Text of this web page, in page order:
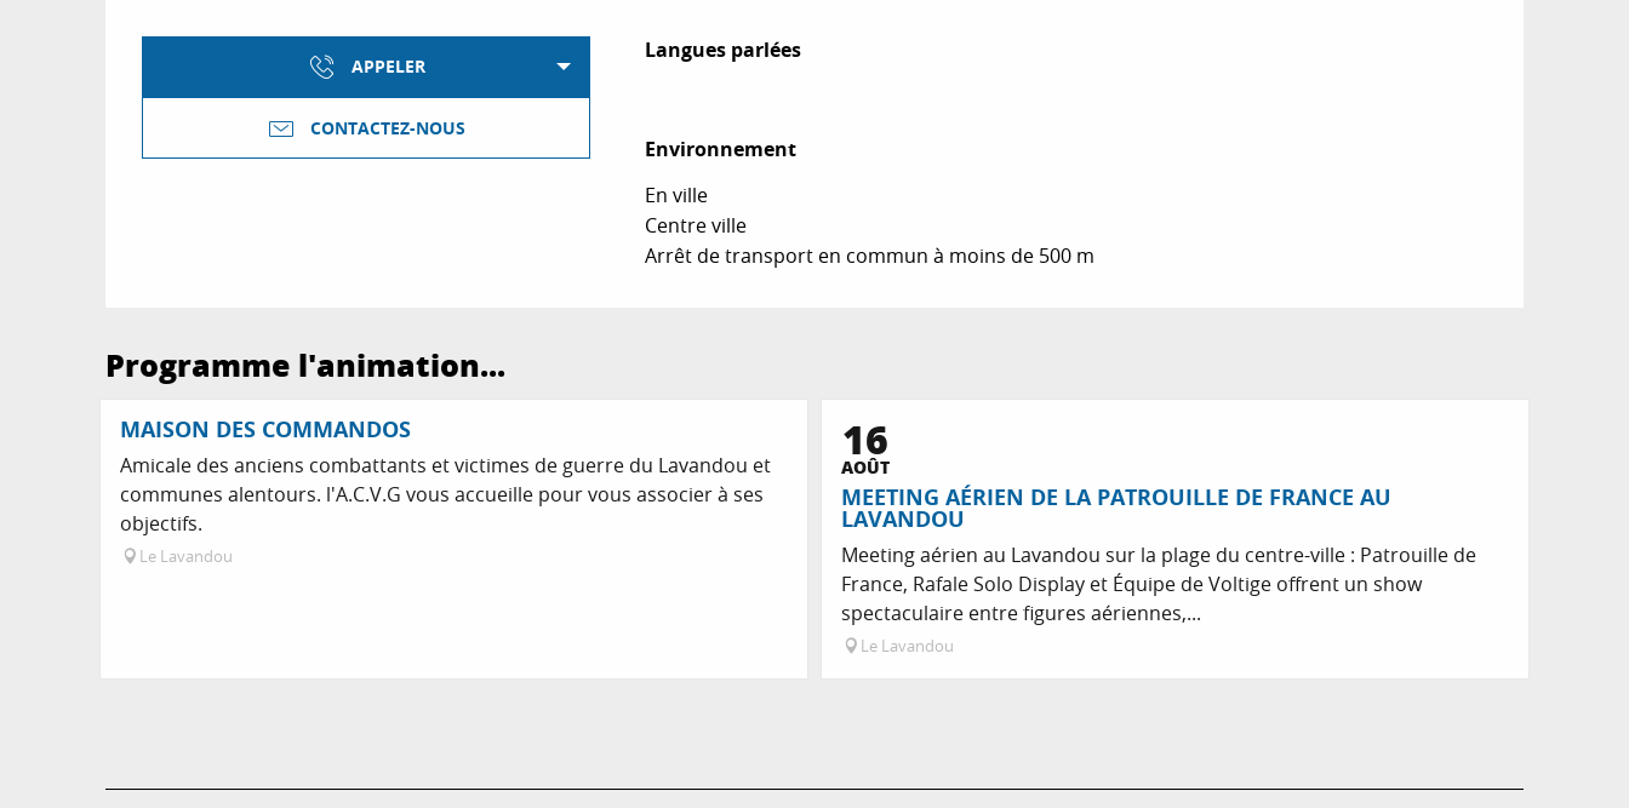
APPELER
CONTACTEZ-NOUS
Langues parlées
Langues parlées
Environnement
Environnement
En ville
Centre ville
Arrêt de transport en commun à moins de 500 m
Programme l'animation...
MAISON DES COMMANDOS
Amicale des anciens combattants et victimes de guerre du Lavandou et
communes alentours. l'A.C.V.G vous accueille pour vous associer à ses
objectifs.
Le Lavandou
16
AOÛT
MEETING AÉRIEN DE LA PATROUILLE DE FRANCE AU
LAVANDOU
Meeting aérien au Lavandou sur la plage du centre-ville : Patrouille de
France, Rafale Solo Display et Équipe de Voltige offrent un show
spectaculaire entre figures aériennes,...
Le Lavandou